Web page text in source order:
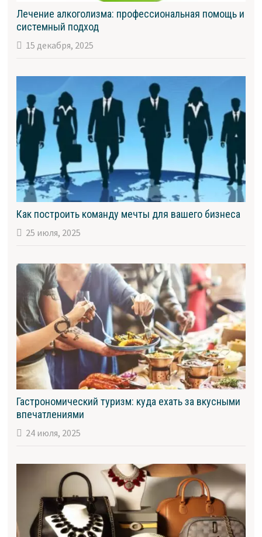
Лечение алкоголизма: профессиональная помощь и
системный подход
15 декабря, 2025
Как построить команду мечты для вашего бизнеса
25 июля, 2025
Гастрономический туризм: куда ехать за вкусными
впечатлениями
24 июля, 2025